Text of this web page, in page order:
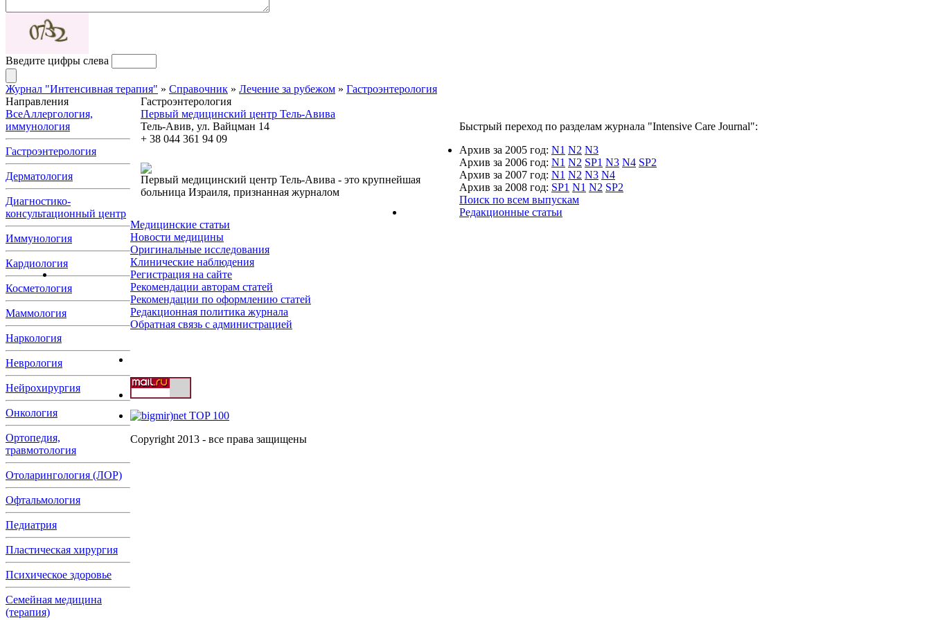
Введите цифры слева
Журнал "Интенсивная терапия" » Справочник » Лечение за рубежом » Гастроэнтерология
Направления
ВсеАллергология,
иммунология
Гастроэнтерология
Дерматология
Диагностико-
консультационный центр
Иммунология
Кардиология
Косметология
Маммология
Наркология
Неврология
Нейрохирургия
Онкология
Ортопедия,
травмотология
Отоларингология (ЛОР)
Офтальмология
Педиатрия
Пластическая хирургия
Психическое здоровье
Семейная медицина
(терапия)
Гастроэнтерология
Первый медицинский центр Тель-Авива
Тель-Авив, ул. Вайцман 14
+ 38 044 361 94 09
Первый медицинский центр Тель-Авива - это крупнейшая
больница Израиля, признанная журналом
Быстрый переход по разделам журнала "Intensive Care Journal":
Архив за 2005 год: N1 N2 N3
Архив за 2006 год: N1 N2 SP1 N3 N4 SP2
Архив за 2007 год: N1 N2 N3 N4
Архив за 2008 год: SP1 N1 N2 SP2
Поиск по всем выпускам
Редакционные статьи
Медицинские статьи
Новости медицины
Оригинальные исследования
Клинические наблюдения
Регистрация на сайте
Рекомендации авторам статей
Рекомендации по оформлению статей
Редакционная политика журнала
Обратная связь с администрацией
Copyright 2013 - все права защищены